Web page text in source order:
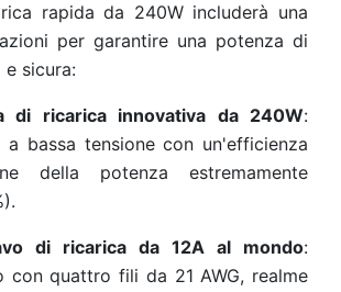
rapida da 240W includerà una
per garantire una potenza di
e sicura:
di ricarica innovativa da 240W:
a bassa tensione con un'efficienza
della potenza estremamente
di ricarica da 12A al mondo:
con quattro fili da 21 AWG, realme